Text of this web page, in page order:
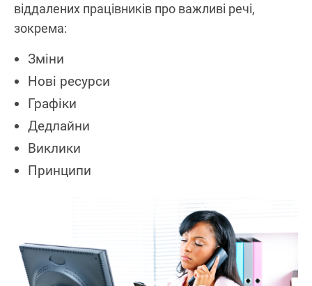
віддалених працівників про важливі речі,
зокрема:
Зміни
Нові ресурси
Графіки
Дедлайни
Виклики
Принципи